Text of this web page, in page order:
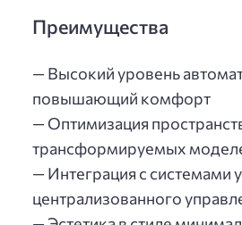
Преимущества
— Высокий уровень
повышающий комфорт
— Оптимизация
трансформируемых
— Интеграция с системами
централизованного